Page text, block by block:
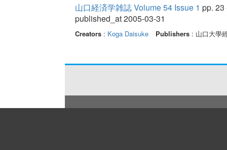
山口経済学雑誌 Volume 54 Issue 1 pp. 23
published_at 2005-03-31
Creators: Koga Daisuke Publishers: 山口大學